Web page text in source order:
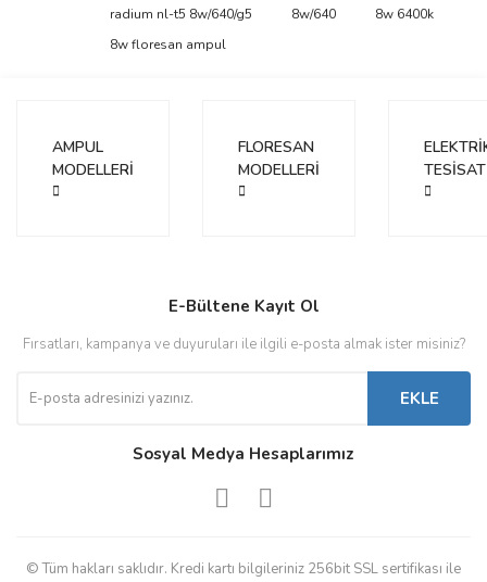
Yorum Yaz
Ürün resmi kalitesiz, bozuk veya görüntülenemiyor.
Bu ürüne benzer farklı alternatifler olmalı.
Gönder
radium nl-t5 8w/640/g5
8w/640
8w 6400k
8w floresan ampul
AMPUL
MODELLERİ
FLORESAN
MODELLERİ
TESİSAT
E-Bültene Kayıt Ol
Fırsatları, kampanya ve duyuruları ile ilgili e-posta almak ister misiniz?
EKLE
Sosyal Medya Hesaplarımız
© Tüm hakları saklıdır. Kredi kartı bilgileriniz 256bit SSL sertifikası ile